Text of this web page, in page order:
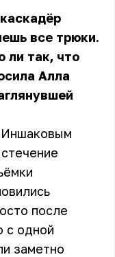
все трюки.
ли так, что
Алла
после
с одной
заметно